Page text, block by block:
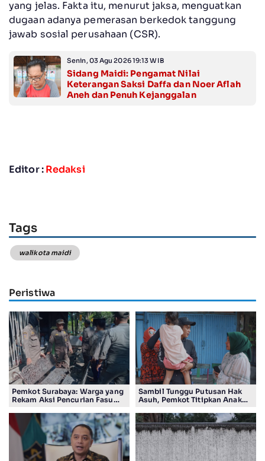
yang jelas. Fakta itu, menurut jaksa, menguatkan
dugaan adanya pemerasan berkedok tanggung
jawab sosial perusahaan (CSR).
Senin, 03 Agu 2026 19:13 WIB
Sidang Maidi: Pengamat Nilai
Keterangan Saksi Daffa dan Noer Aflah
Aneh dan Penuh Kejanggalan
Editor :Redaksi
Tags
walikota maidi
Peristiwa
Pemkot Surabaya: Warga yang
Rekam Aksi Pencurian Fasum
Ribu
Sambil Tunggu Putusan Hak
Asuh, Pemkot Titipkan Anak
Aman Kota Surabaya